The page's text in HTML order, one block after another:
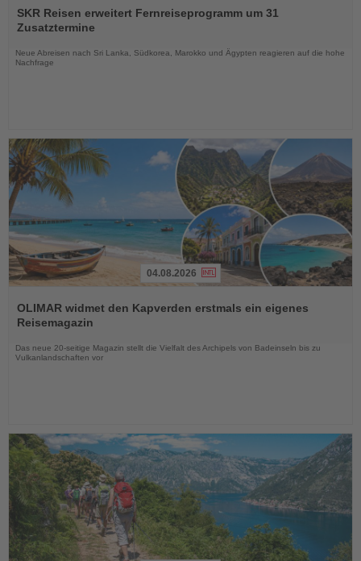
Sie
die
SKR Reisen erweitert Fernreiseprogramm um 31
Zusatztermine
Neue Abreisen nach Sri Lanka, Südkorea, Marokko und Ägypten reagieren auf die hohe
Nachfrage
Sie
die
Nachrichten
04.08.2026
OLIMAR widmet den Kapverden erstmals ein eigenes
Reisemagazin
Das neue 20-seitige Magazin stellt die Vielfalt des Archipels von Badeinseln bis zu
Vulkanlandschaften vor